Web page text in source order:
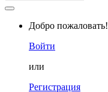
Добро пожаловать!
Войти
или
Регистрация